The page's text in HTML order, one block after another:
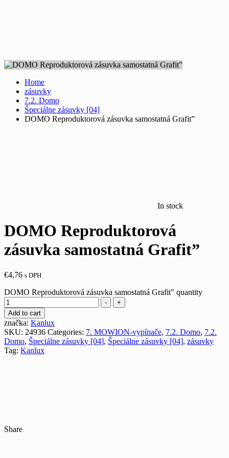
Home
zásuvky
7.2. Domo
Špeciálne zásuvky [04]
DOMO Reproduktorová zásuvka samostatná Grafit”
In stock
DOMO Reproduktorová
zásuvka samostatná Grafit”
€4,76 s DPH
DOMO Reproduktorová zásuvka samostatná Grafit" quantity
-
+
Add to cart
značka: Kanlux
SKU: 24936 Categories: 7. MOWION-vypínače, 7.2. Domo, 7.2.
Domo, Špeciálne zásuvky [04], Špeciálne zásuvky [04], zásuvky
Tag: Kanlux
Share